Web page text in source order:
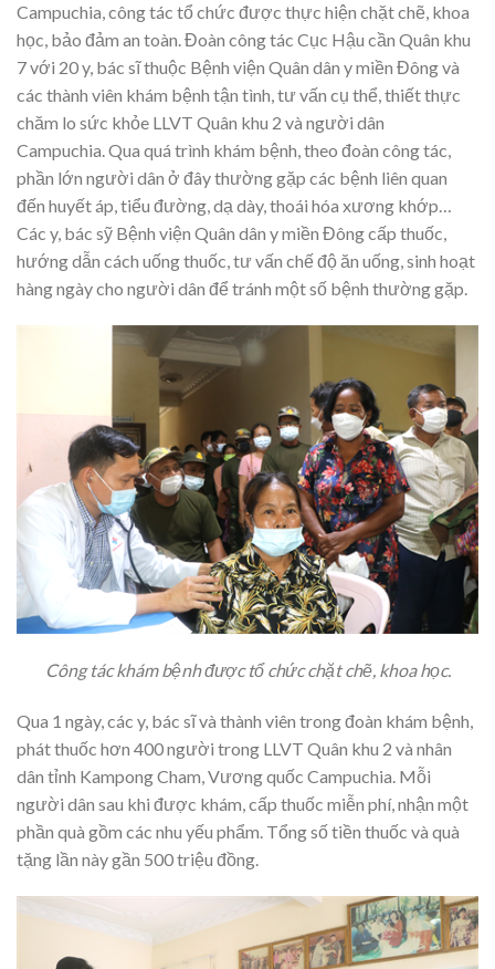
Campuchia, công tác tổ chức được thực hiện chặt chẽ, khoa
học, bảo đảm an toàn. Đoàn công tác Cục Hậu cần Quân khu
7 với 20 y, bác sĩ thuộc Bệnh viện Quân dân y miền Đông và
các thành viên khám bệnh tận tình, tư vấn cụ thể, thiết thực
chăm lo sức khỏe LLVT Quân khu 2 và người dân
Campuchia. Qua quá trình khám bệnh, theo đoàn công tác,
phần lớn người dân ở đây thường gặp các bệnh liên quan
đến huyết áp, tiểu đường, dạ dày, thoái hóa xương khớp…
Các y, bác sỹ Bệnh viện Quân dân y miền Đông cấp thuốc,
hướng dẫn cách uống thuốc, tư vấn chế độ ăn uống, sinh hoạt
hàng ngày cho người dân để tránh một số bệnh thường gặp.
Công tác khám bệnh được tổ chức chặt chẽ, khoa học.
Qua 1 ngày, các y, bác sĩ và thành viên trong đoàn khám bệnh,
phát thuốc hơn 400 người trong LLVT Quân khu 2 và nhân
dân tỉnh Kampong Cham, Vương quốc Campuchia. Mỗi
người dân sau khi được khám, cấp thuốc miễn phí, nhận một
phần quà gồm các nhu yếu phẩm. Tổng số tiền thuốc và quà
tặng lần này gần 500 triệu đồng.